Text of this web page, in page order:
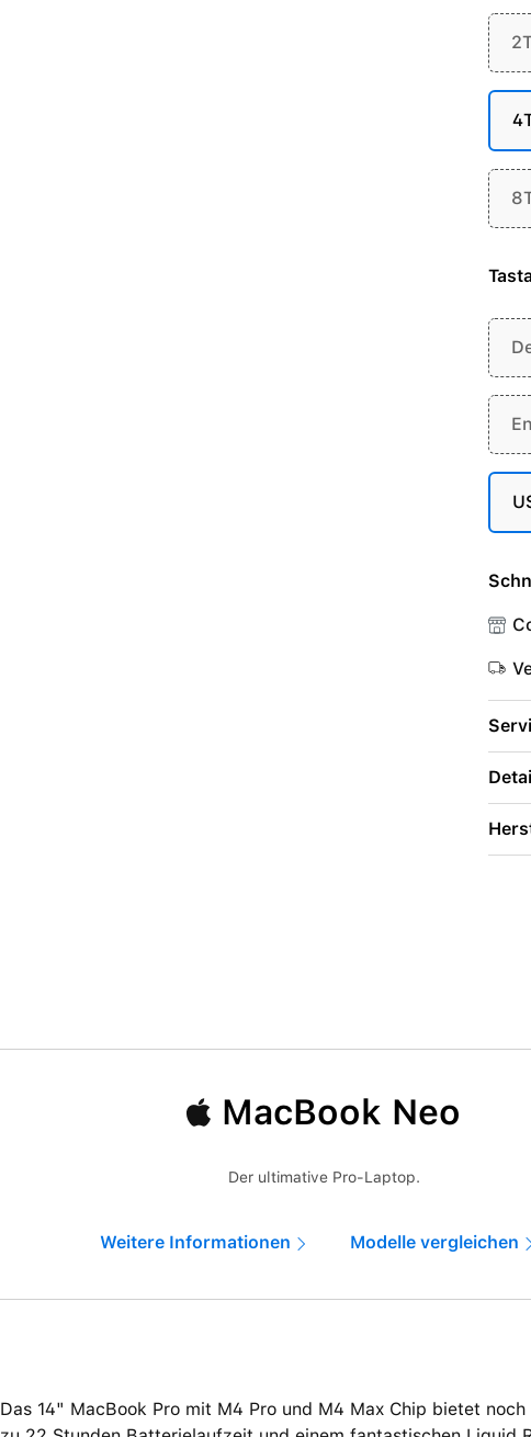
MacBook Neo
Der ultimative Pro-Laptop.
Weitere Informationen Modelle vergleichen
Das 14" MacBook Pro mit M4 Pro und M4 Max Chip bietet